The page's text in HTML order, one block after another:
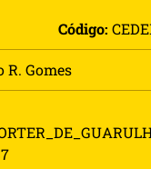
Código:
R. Gomes